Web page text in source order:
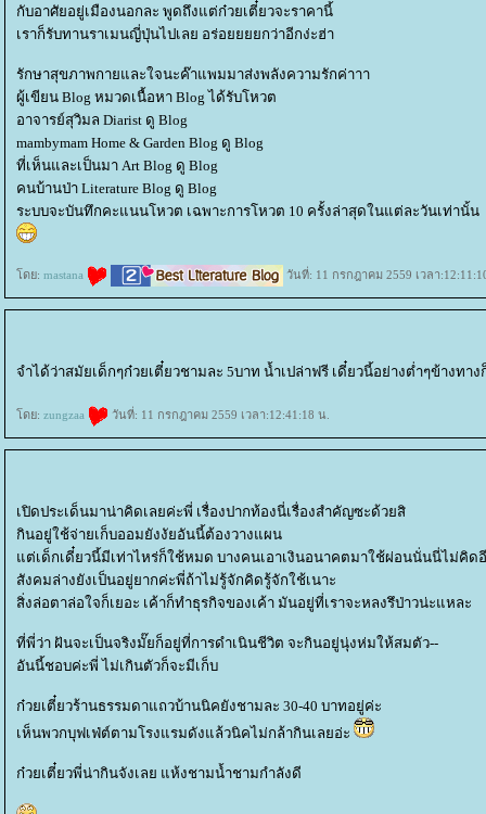
กับอาศัยอยู่เมืองนอกละ พูดถึงแต่ก๋วยเตี๋ยวจะราคานี้
เราก็รับทานราเมนญี่ปุ่นไปเลย อร่อยยยยกว่าอีกง่ะฮ่า
รักษาสุขภาพกายและใจนะค๊าแพมมาส่งพลังความรักค่าาา
ผู้เขียน Blog หมวดเนื้อหา Blog ได้รับโหวต
อาจารย์สุวิมล Diarist ดู Blog
mambymam Home & Garden Blog ดู Blog
ที่เห็นและเป็นมา Art Blog ดู Blog
คนบ้านป่า Literature Blog ดู Blog
ระบบจะบันทึกคะแนนโหวต เฉพาะการโหวต 10 ครั้งล่าสุดในแต่ละวันเท่านั้น
ดย: mastana วันที่: 11 กรกฎาคม 2559 เวลา
จำได้ว่าสมัยเด็กๆก๋วยเตี๋ยวชามละ 5บาท น้ำเปล่าฟรี เดี๋ยวนี้อย่างต่ำๆข้างท
ดย: zungzaa วันที่: 11 กรกฎาคม 2559 เวลา:12:41:18 น.
เปิดประเด็นมาน่าคิดเลยค่ะพี่ เรื่องปากท้องนี่เรื่องสำคัญซะด้วยสิ
กินอยู่ใช้จ่ายเก็บออมยังงัยอันนี้ต้องวางแผน
ต่เด็กเดี๋ยวนี้มีเท่าไหร่ก็ใช้หมด บางคนเอาเงินอนาคตมาใช้ผ่อนนั่นนี่ไม่คิด
สังคมล่างยังเป็นอยู่ยากค่ะพี่ถ้าไม่รู้จักคิดรู้จักใช้เนาะ
สิ่งล่อตาล่อใจก็เยอะ เค้าก็ทำธุรกิจของเค้า มันอยู่ที่เราจะหลงรึป่าวน่ะแหละ
ที่พี่ว่า ฝันจะเป็นจริงมั๊ยก็อยู่ที่การดำเนินชีวิต จะกินอยู่นุ่งห่มให้สมตัว--
อันนี้ชอบค่ะพี่ ไม่เกินตัวก็จะมีเก็บ
ก๋วยเตี๋ยวร้านธรรมดาแถวบ้านนิคยังชามละ 30-40 บาทอยู่ค่ะ
เห็นพวกบุฟเฟ่ต์ตามโรงแรมดังแล้วนิคไม่กล้ากินเลยอ่ะ
ก๋วยเตี๋ยวพี่น่ากินจังเลย แห้งชามน้ำชามกำลังดี